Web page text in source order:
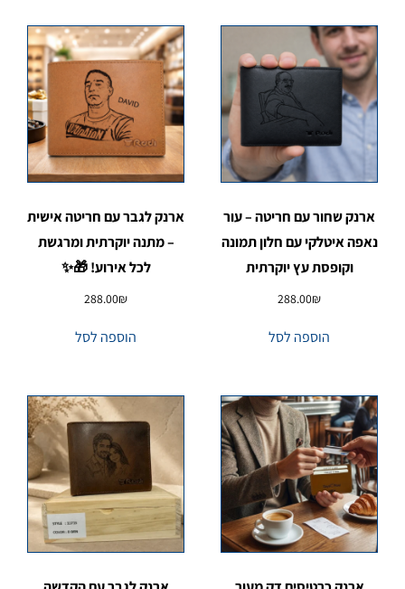
ארנק שחור עם חריטה – עור
נאפה איטלקי עם חלון תמונה
וקופסת עץ יוקרתית
288.00₪
הוספה לסל
ארנק לגבר עם חריטה אישית
– מתנה יוקרתית ומרגשת
לכל אירוע! 🎁✨
288.00₪
הוספה לסל